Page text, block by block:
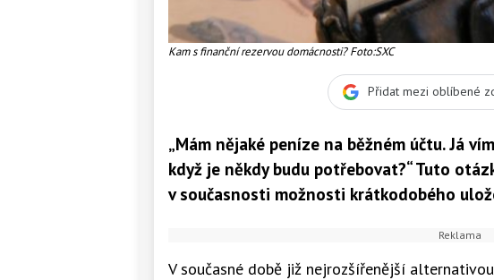
Kam s finanční rezervou domácnosti? Foto:SXC
Přidat mezi oblíbené
„Mám nějaké peníze na běžném účtu. Já
když je někdy budu potřebovat?“ Tuto
v současnosti možnosti krátkodobého
V současné době již nejrozšířenější